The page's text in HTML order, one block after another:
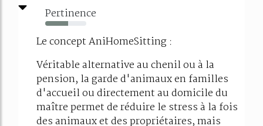
Pertinence
55%
Le concept AniHomeSitting :
Véritable alternative au chenil ou à la
pension, la garde d'animaux en familles
d'accueil ou directement au domicile du
maître permet de réduire le stress à la fois
des animaux et des propriétaires, mais